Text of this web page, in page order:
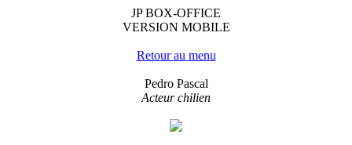
JP BOX-OFFICE
VERSION MOBILE
Retour au menu
Pedro Pascal
Acteur chilien